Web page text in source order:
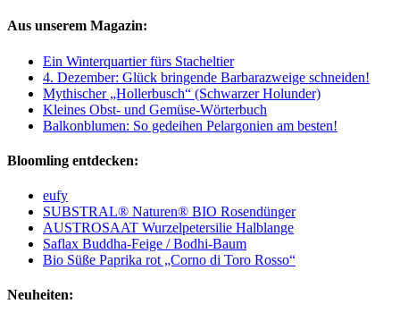
Aus unserem Magazin:
Ein Winterquartier fürs Stacheltier
4. Dezember: Glück bringende Barbarazweige schneiden!
Mythischer „Hollerbusch“ (Schwarzer Holunder)
Kleines Obst- und Gemüse-Wörterbuch
Balkonblumen: So gedeihen Pelargonien am besten!
Bloomling entdecken:
eufy
SUBSTRAL® Naturen® BIO Rosendünger
AUSTROSAAT Wurzelpetersilie Halblange
Saflax Buddha-Feige / Bodhi-Baum
Bio Süße Paprika rot „Corno di Toro Rosso“
Neuheiten: